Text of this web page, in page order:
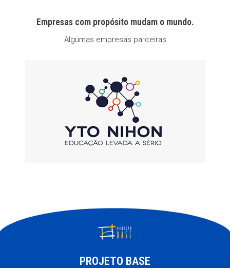
Empresas com propósito mudam o mundo.
Algumas empresas parceiras
PROJETO BASE